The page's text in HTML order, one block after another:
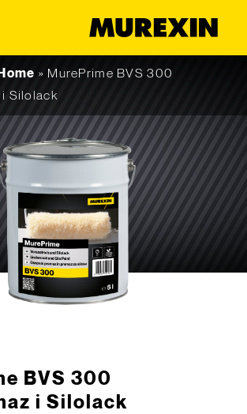
Home » MurePrime BVS 300
i Silolack
BVS 300
i Silolack